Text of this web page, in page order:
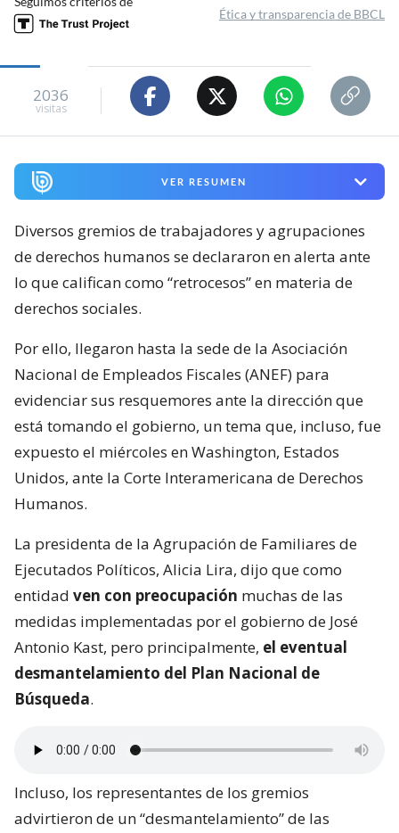
Ética y transparencia de BBCL
2036
visitas
VER RESUMEN
Diversos gremios de trabajadores y agrupaciones
de derechos humanos se declararon en alerta ante
lo que califican como “retrocesos” en materia de
derechos sociales.
Por ello, llegaron hasta la sede de la Asociación
Nacional de Empleados Fiscales (ANEF) para
evidenciar sus resquemores ante la dirección que
está tomando el gobierno, un tema que, incluso, fue
expuesto el miércoles en Washington, Estados
Unidos, ante la Corte Interamericana de Derechos
Humanos.
La presidenta de la Agrupación de Familiares de
Ejecutados Políticos, Alicia Lira, dijo que como
entidad ven con preocupación muchas de las
medidas implementadas por el gobierno de José
Antonio Kast, pero principalmente, el eventual
desmantelamiento del Plan Nacional de
Búsqueda.
Incluso, los representantes de los gremios
advirtieron de un “desmantelamiento” de las